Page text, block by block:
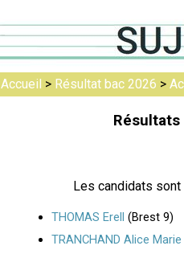
Accueil > Résultat bac 2026 >
Résultats
Les candidats sont
THOMAS Erell (Brest 9)
TRANCHAND Alice Marie